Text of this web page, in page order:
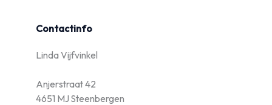
Contactinfo
Linda Vijfvinkel
Anjerstraat 42
4651 MJ Steenbergen